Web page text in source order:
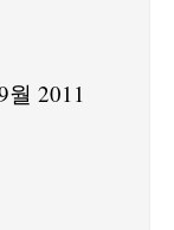
월 2011